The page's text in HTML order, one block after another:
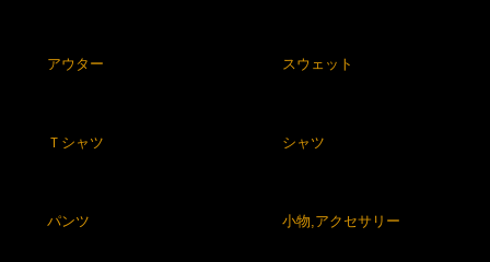
アウター スウェット
Ｔシャツ シャツ
パンツ 小物,アクセサリー